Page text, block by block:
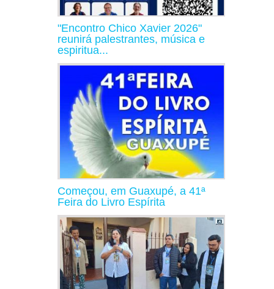
"Encontro Chico Xavier 2026"
reunirá palestrantes, música e
espiritua...
Começou, em Guaxupé, a 41ª
Feira do Livro Espírita